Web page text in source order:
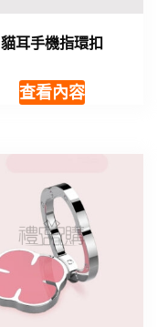
貓耳手機指環扣
查看內容